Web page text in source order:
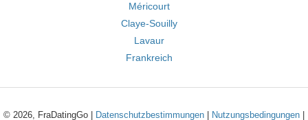
Méricourt
Claye-Souilly
Lavaur
Frankreich
© 2026, FraDatingGo | Datenschutzbestimmungen Nutzungsbedingungen